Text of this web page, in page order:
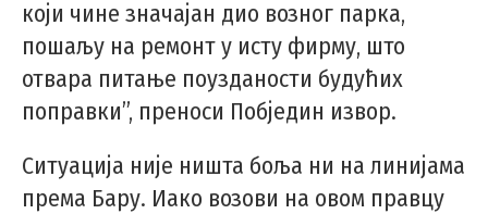
који чине значајан дио возног парка,
пошаљу на ремонт у исту фирму, што
отвара питање поузданости будућих
поправки”, преноси Побједин извор.
Ситуација није ништа боља ни на линијама
према Бару. Иако возови на овом правцу